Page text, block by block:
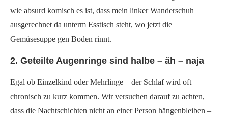
wie absurd komisch es ist, dass mein linker Wanderschuh
ausgerechnet da unterm Esstisch steht, wo jetzt die
Gemüsesuppe gen Boden rinnt.
2. Geteilte Augenringe sind halbe – äh – naja
Egal ob Einzelkind oder Mehrlinge – der Schlaf wird oft
chronisch zu kurz kommen. Wir versuchen darauf zu achten,
dass die Nachtschichten nicht an einer Person hängenbleiben –